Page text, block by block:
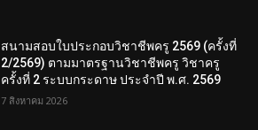
สนามสอบใบประกอบวิชาชีพครู 2569 (ครั้งที่
2/2569) ตามมาตรฐานวิชาชีพครู วิชาครู
ครั้งที่ 2 ระบบกระดาษ ประจำปี พ.ศ. 2569
7 สิงหาคม 2026